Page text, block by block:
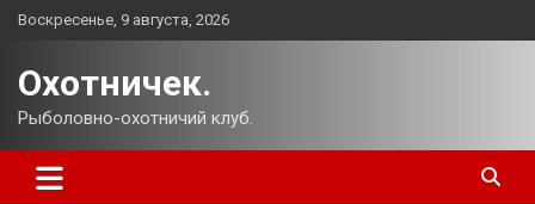
Перейти
Воскресенье, 9 августа, 2026
Охотничек.
Рыболовно-охотничий клуб.